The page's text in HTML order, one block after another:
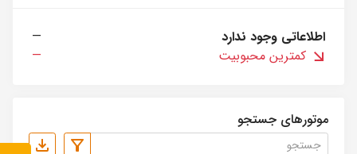
اطلاعاتی وجود ندارد
—
کمترین محبوبیت
—
موتورهای جستجو